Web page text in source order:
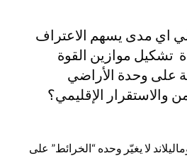
اي مدى يسهم الاعتراف
تشكيل موازين القوة
على وحدة الأراضي
والاستقرار الإقليمي؟
لا يغيّر وحده “الخرائط” على